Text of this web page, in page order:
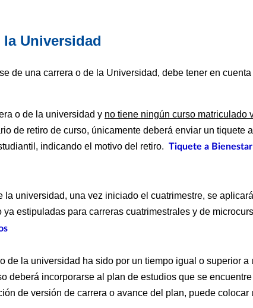
la Universidad
de una carrera o de la Universidad, debe tener en cuenta
o de la universidad y no tiene ningún curso matriculado
de retiro de curso, únicamente deberá enviar un tiquete al
indicando el motivo del retiro. Tiquete a Bienestar
la universidad, una vez iniciado el cuatrimestre, se
estipuladas para carreras cuatrimestrales y de
de la universidad ha sido por un tiempo igual o superior a
deberá incorporarse al plan de estudios que se
de versión de carrera o avance del plan, puede colocar